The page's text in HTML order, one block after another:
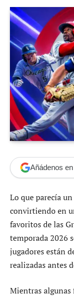
Añádenos
Lo que parecía
convirtiendo en
favoritos de las
temporada 2026
jugadores están
realizadas antes
Mientras algunas